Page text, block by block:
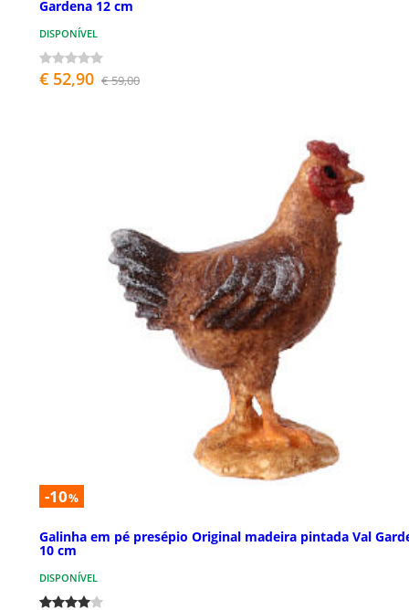
Gardena 12 cm
DISPONÍVEL
€ 52,90 € 59,00
-10%
Galinha em pé presépio Original madeira pintada Val
10 cm
DISPONÍVEL